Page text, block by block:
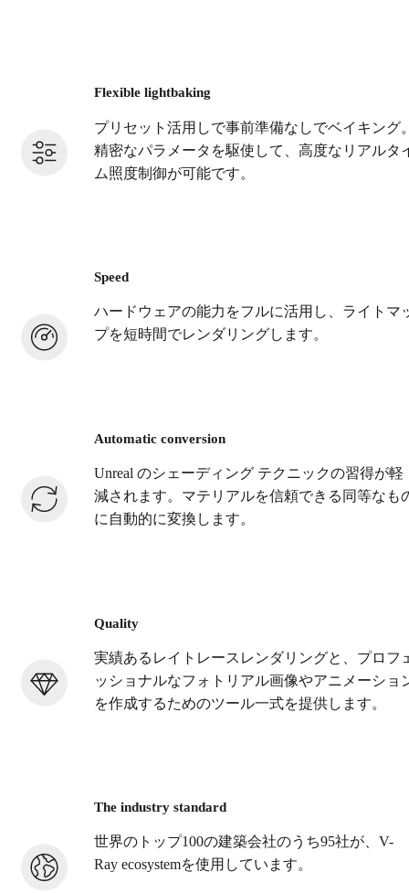
Flexible lightbaking
プリセット活用しで事前準備なしでベイキング
精密なパラメータを駆使して、高度なリアルタ
ム照度制御が可能です。
Speed
ハードウェアの能力をフルに活用し、ライトマ
プを短時間でレンダリングします。
Automatic conversion
Unreal のシェーディング テクニックの習得が軽
減されます。マテリアルを信頼できる同等なも
に自動的に変換します。
Quality
実績あるレイトレースレンダリングと、プロフ
ッショナルなフォトリアル画像やアニメーショ
を作成するためのツール一式を提供します。
The industry standard
世界のトップ100の建築会社のうち95社が、V-
Ray ecosystemを使用しています。